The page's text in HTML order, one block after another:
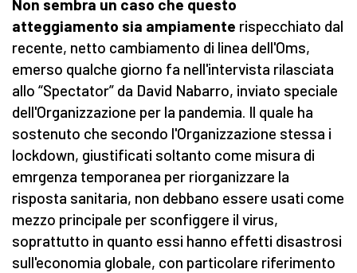
Non sembra un caso che questo
atteggiamento sia ampiamente rispecchiato dal
recente, netto cambiamento di linea dell'Oms,
emerso qualche giorno fa nell'intervista rilasciata
allo “Spectator” da David Nabarro, inviato speciale
dell'Organizzazione per la pandemia. Il quale ha
sostenuto che secondo l'Organizzazione stessa i
lockdown, giustificati soltanto come misura di
emrgenza temporanea per riorganizzare la
risposta sanitaria, non debbano essere usati come
mezzo principale per sconfiggere il virus,
soprattutto in quanto essi hanno effetti disastrosi
sull'economia globale, con particolare riferimento